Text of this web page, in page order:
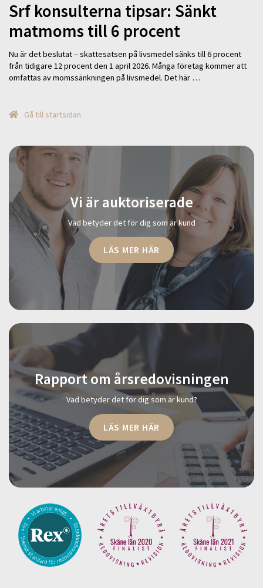
Srf konsulterna tipsar: Sänkt
matmoms till 6 procent
Nu är det beslutat – skattesatsen på livsmedel sänks till 6 procent
från tidigare 12 procent den 1 april 2026. Många företag kommer att
omfattas av momssänkningen på livsmedel. Det här …
Gå till startsidan
Vi är auktoriserade
Vad betyder det för dig som är kund
LÄS MER HÄR
Rapport om årsredovisningen
Vad betyder det för dig som är kund?
LÄS MER HÄR